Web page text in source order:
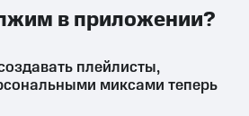
ПРИЛОЖЕНИЕ
плейлисты,
миксами теперь